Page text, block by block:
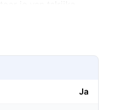
eenvoudiger en
480P HD-camera
altijd duidelijk kunt
Ja